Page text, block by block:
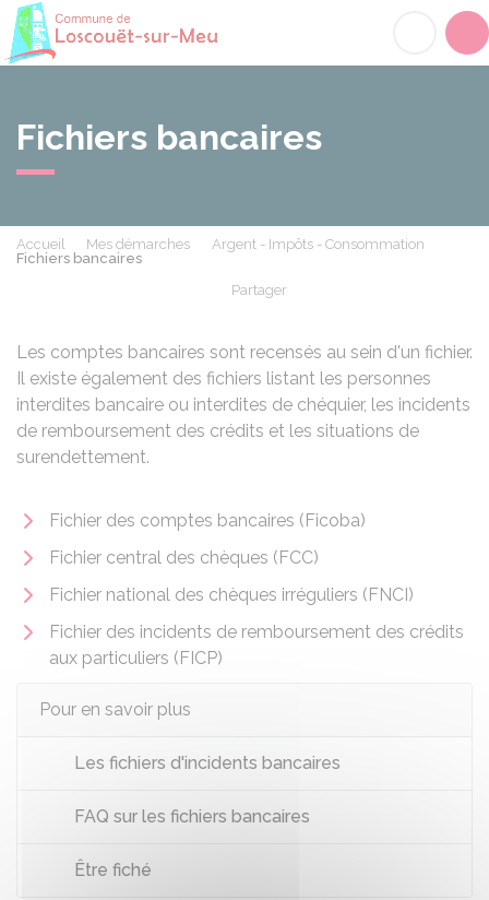
Fichiers bancaires
Accueil Mes démarches
Argent - Impôts - Consommation
Fichiers bancaires
Partager
Les comptes bancaires sont recensés au sein d'un fichier.
Il existe également des fichiers listant les personnes
interdites bancaire ou interdites de chéquier, les incidents
de remboursement des crédits et les situations de
surendettement.
Fichier des comptes bancaires (Ficoba)
Fichier central des chèques (FCC)
Fichier national des chèques irréguliers (FNCI)
Fichier des incidents de remboursement des crédits
aux particuliers (FICP)
Pour en savoir plus
Les fichiers d'incidents bancaires
FAQ sur les fichiers bancaires
Être fiché